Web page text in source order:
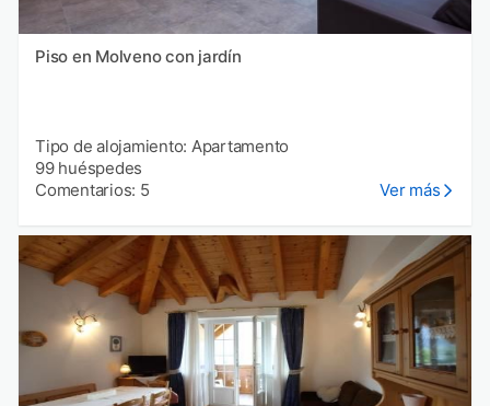
Piso en Molveno con jardín
Tipo de alojamiento: Apartamento
99 huéspedes
Comentarios: 5
Ver más